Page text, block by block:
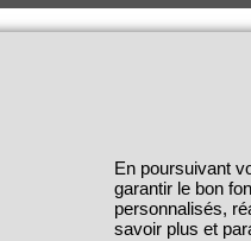
En poursuivant
garantir le bon
personnalisés,
savoir plus et